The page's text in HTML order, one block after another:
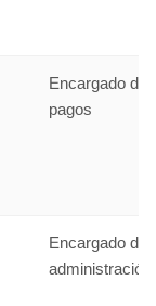
Encargado de
pagos
Encargado de
administración